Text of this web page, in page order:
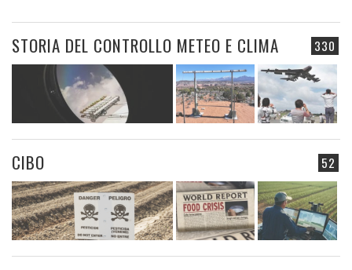
330
STORIA DEL CONTROLLO METEO E CLIMA
52
CIBO